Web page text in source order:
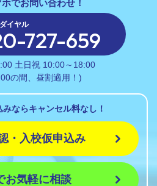
イヤル
727-659
土日祝 10:00～18:00
の間、昼割適用！)
ならキャンセル料なし！
・入校仮申込み
お気軽に相談